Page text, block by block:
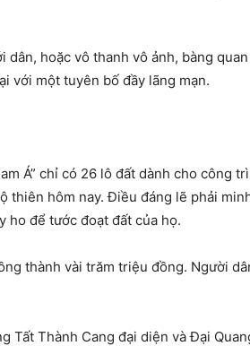
hoặc vô thanh vô ảnh, bàng
với một tuyên bố đầy lãng mạn.
Á” chỉ có 26 lô đất dành cho công
thiên hôm nay. Điều đáng lẽ phải
ho để tước đoạt đất của họ.
thành vài trăm triệu đồng. Người
Tất Thành Cang đại diện và Đại